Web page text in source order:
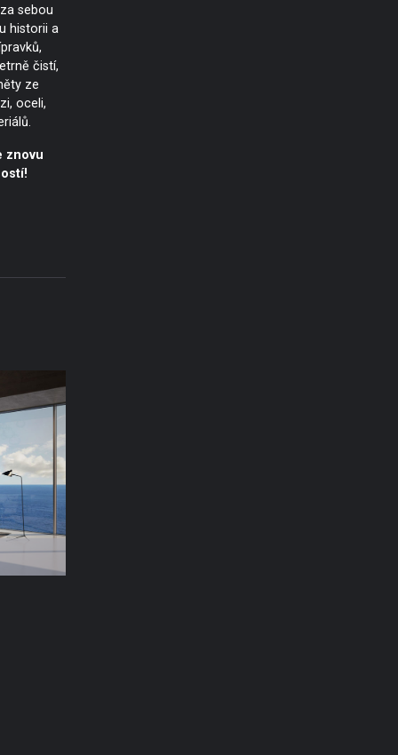
sebou
historii a
čistí,
ze
oceli,
znovu